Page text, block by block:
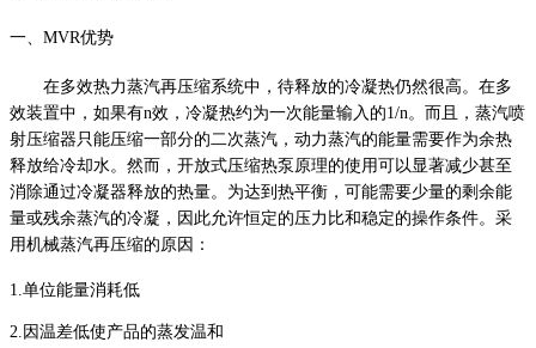
一、 MVR优势
在多效热力蒸汽再压缩系统中，待释放的冷凝热仍然很高。在多
效装置中，如果有n效，冷凝热约为一次能量输入的1/n。而且，蒸汽喷
射压缩器只能压缩一部分的二次蒸汽，动力蒸汽的能量需要作为余热
释放给冷却水。然而，开放式压缩热泵原理的使用可以显著减少甚至
消除通过冷凝器释放的热量。为达到热平衡，可能需要少量的剩余能
量或残余蒸汽的冷凝，因此允许恒定的压力比和稳定的操作条件。采
用机械蒸汽再压缩的原因：
1.单位能量消耗低
2.因温差低使产品的蒸发温和